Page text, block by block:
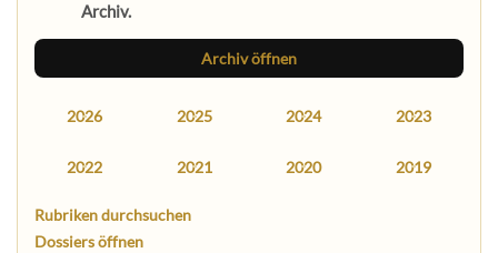
Archiv.
Archiv öffnen
2026 2025 2024 2023
2022 2021 2020 2019
Rubriken durchsuchen
Dossiers öffnen